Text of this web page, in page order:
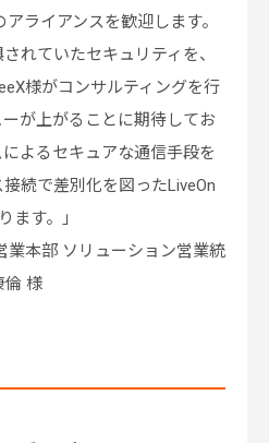
ライアンスを歓迎します。
れていたセキュリティを、
様がコンサルティングを行
が上がることに期待してお
よるセキュアな通信手段を
続で差別化を図ったLiveOn
ます。」
業本部 ソリューション営業統
倫 様